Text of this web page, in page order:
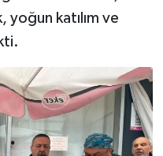
yoğun katılım ve